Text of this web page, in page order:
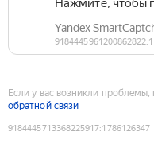
Если у вас возникли проблемы,
обратной связи
9184445713368225917:1786126347